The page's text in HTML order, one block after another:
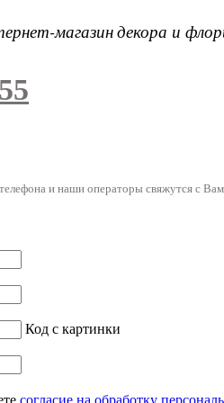
магазиндекора и
и наши операторы свяжутся с
Код с картинки
согласие на обработку